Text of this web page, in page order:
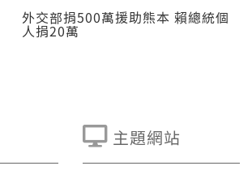
外交部捐500萬援助熊本 賴總統個
人捐20萬
主題網站